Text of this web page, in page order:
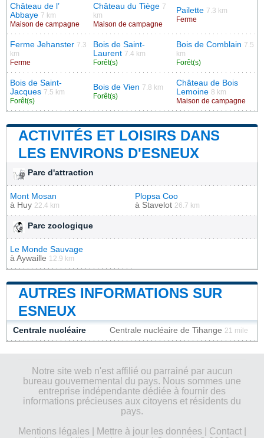
Château de l’
Abbaye 7 km
Maison de campagne
Château du Tiège 7
km
Maison de campagne
Pailette 7.3 km
Ferme
Ferme Jehanster 7.3
km
Ferme
Bois de Saint-
Laurent 7.4 km
Forêt(s)
Bois de Comblain 7.5
km
Forêt(s)
Bois de Saint-
Jacques 7.5 km
Forêt(s)
Bois de Vien 7.8 km
Forêt(s)
Château de Bois
Lemoine 8 km
Maison de campagne
ACTIVITÉS ET LOISIRS DANS
LES ENVIRONS D'ESNEUX
Parc d'attraction
Mont Mosan
à Huy 22.4 km
Plopsa Coo
à Stavelot 26.7 km
Parc zoologique
Le Monde Sauvage
à Aywaille 12.9 km
AUTRES INFORMATIONS SUR
ESNEUX
Centrale nucléaire Centrale nucléaire de Tihange 21 mile
Notre site web n'est affilié ou parrainé par aucun
bureau gouvernemental du pays. Nous sommes une
entreprise indépendante dédiée à fournir des
informations précieuses aux citoyens et résidents du
pays.
Mentions légales| Mettre à jour les données| Contact|